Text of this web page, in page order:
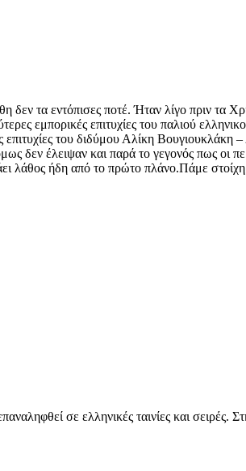
δεν τα εντόπισες ποτέ. Ήταν λίγο πριν τα
εμπορικές επιτυχίες του παλιού
του διδύμου Αλίκη Βουγιουκλάκη
δεν έλειψαν και παρά το γεγονός πως οι
λάθος ήδη από το πρώτο πλάνο.Πάμε
σε ελληνικές ταινίες και σειρές.